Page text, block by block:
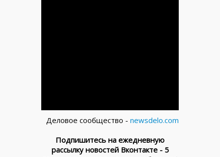
Деловое сообщество - newsdelo.com
Подпишитесь на ежедневную
рассылку новостей Вконтакте - 5